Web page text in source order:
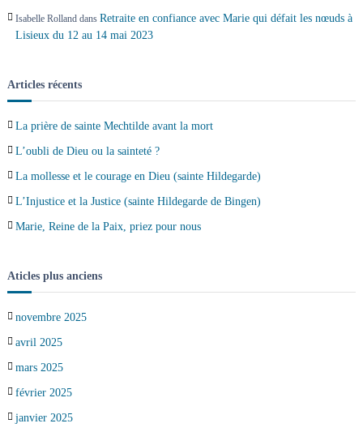
eIsabelle Rollanddans Retraite en confiance avec Marie qui défait les nœuds à
Lisieux du 12 au 14 mai 2023
Articles récents
La prière de sainte Mechtilde avant la mort
L’oubli de Dieu ou la sainteté ?
La mollesse et le courage en Dieu (sainte Hildegarde)
L’Injustice et la Justice (sainte Hildegarde de Bingen)
Marie, Reine de la Paix, priez pour nous
Aticles plus anciens
novembre 2025
avril 2025
mars 2025
février 2025
janvier 2025